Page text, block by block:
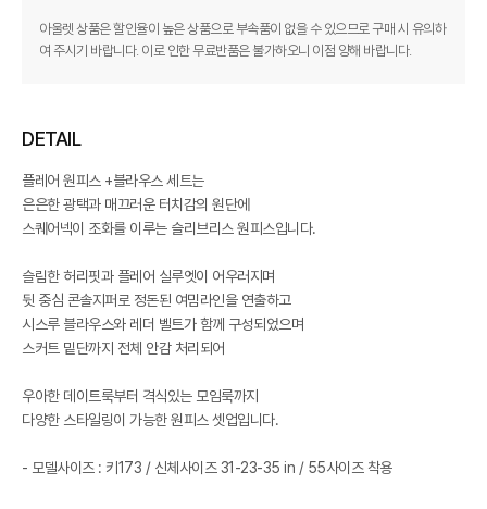
아울렛 상품은 할인율이 높은 상품으로 부속품이 없을 수 있으므로 구매 시 유의하
여 주시기 바랍니다. 이로 인한 무료반품은 불가하오니 이점 양해 바랍니다.
DETAIL
플레어 원피스 +블라우스 세트는
은은한 광택과 매끄러운 터치감의 원단에
스퀘어넥이 조화를 이루는 슬리브리스 원피스입니다.
슬림한 허리핏과 플레어 실루엣이 어우러지며
뒷 중심 콘솔지퍼로 정돈된 여밈라인을 연출하고
시스루 블라우스와 레더 벨트가 함께 구성되었으며
스커트 밑단까지 전체 안감 처리되어
우아한 데이트룩부터 격식있는 모임룩까지
다양한 스타일링이 가능한 원피스 셋업입니다.
- 모델사이즈 : 키173 / 신체사이즈 31-23-35 in / 55사이즈 착용